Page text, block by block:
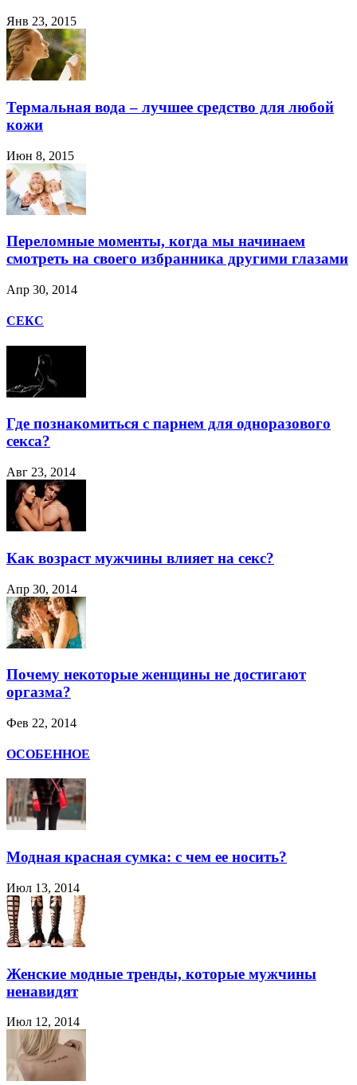
Янв 23, 2015
Термальная вода – лучшее средство для любой
кожи
Июн 8, 2015
Переломные моменты, когда мы начинаем
смотреть на своего избранника другими глазами
Апр 30, 2014
СЕКС
Где познакомиться с парнем для одноразового
секса?
Авг 23, 2014
Как возраст мужчины влияет на секс?
Апр 30, 2014
Почему некоторые женщины не достигают
оргазма?
Фев 22, 2014
ОСОБЕННОЕ
Модная красная сумка: с чем ее носить?
Июл 13, 2014
Женские модные тренды, которые мужчины
ненавидят
Июл 12, 2014